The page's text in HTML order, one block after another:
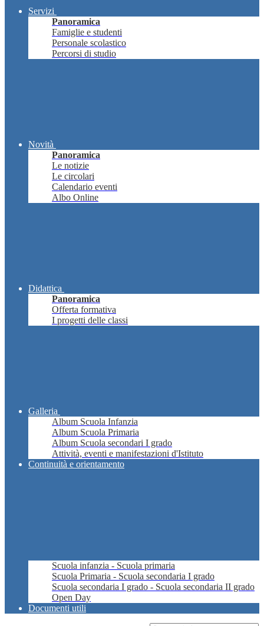
Servizi
Panoramica
Famiglie e studenti
Personale scolastico
Percorsi di studio
Novità
Panoramica
Le notizie
Le circolari
Calendario eventi
Albo Online
Didattica
Panoramica
Offerta formativa
I progetti delle classi
Galleria
Album Scuola Infanzia
Album Scuola Primaria
Album Scuola secondari I grado
Attività, eventi e manifestazioni d'Istituto
Continuità e orientamento
Scuola infanzia - Scuola primaria
Scuola Primaria - Scuola secondaria I grado
Scuola secondaria I grado - Scuola secondaria II grado
Open Day
Documenti utili